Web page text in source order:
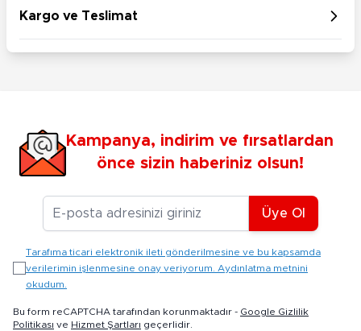
Kargo ve Teslimat
Kampanya, indirim ve fırsatlardan
önce sizin haberiniz olsun!
E-posta Adresiniz
Üye Ol
Tarafıma ticari elektronik ileti gönderilmesine ve bu kapsamda
verilerimin işlenmesine onay veriyorum. Aydınlatma metnini
okudum.
Bu form reCAPTCHA tarafından korunmaktadır - Google Gizlilik
Politikası ve Hizmet Şartları geçerlidir.